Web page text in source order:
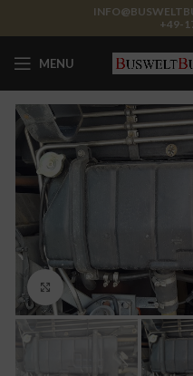
+49-
MENU
Click to enlarge